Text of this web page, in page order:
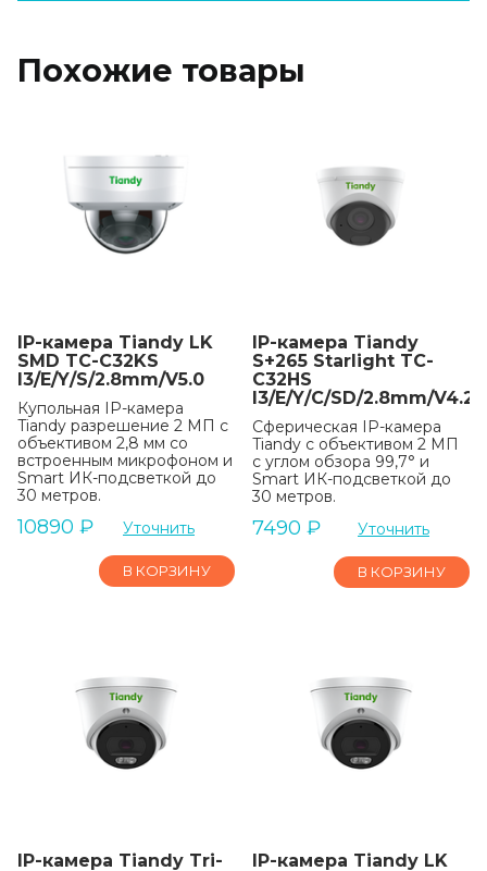
Похожие товары
IP-камера Tiandy LK
SMD TC-C32KS
I3/E/Y/S/2.8mm/V5.0
Купольная IP-камера
Tiandy разрешение 2 МП с
объективом 2,8 мм со
встроенным микрофоном и
Smart ИК-подсветкой до
30 метров.
10890 ₽ Уточнить
В КОРЗИНУ
IP-камера Tiandy
S+265 Starlight TC-
C32HS
I3/E/Y/C/SD/2.8mm/V4.2
Сферическая IP-камера
Tiandy с объективом 2 МП
с углом обзора 99,7° и
Smart ИК-подсветкой до
30 метров.
7490 ₽ Уточнить
В КОРЗИНУ
IP-камера Tiandy Tri-
IP-камера Tiandy LK